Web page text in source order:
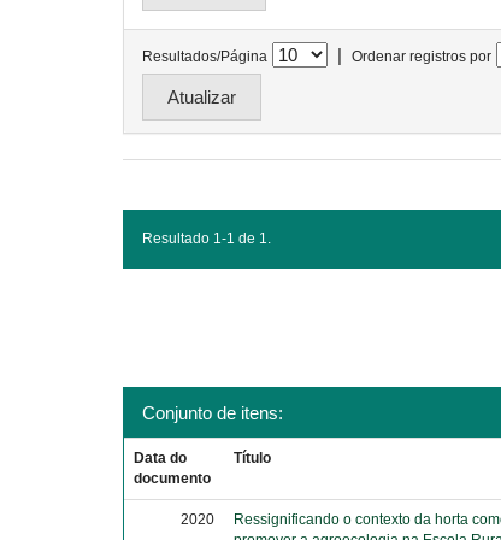
Resultados/Página | Ordenar registros por
Resultado 1-1 de 1.
Conjunto de itens:
Data do
documento
Título
2020
Ressignificando o contexto da horta